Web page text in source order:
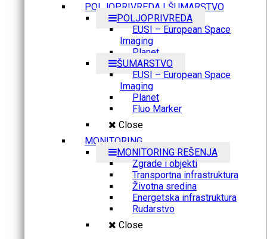
POLJOPRIVREDA I ŠUMARSTVO
POLJOPRIVREDA
EUSI – European Space
Imaging
Planet
ŠUMARSTVO
EUSI – European Space
Imaging
Planet
Fluo Marker
Close
MONITORING
MONITORING REŠENJA
Zgrade i objekti
Transportna infrastruktura
Životna sredina
Energetska infrastruktura
Rudarstvo
Close